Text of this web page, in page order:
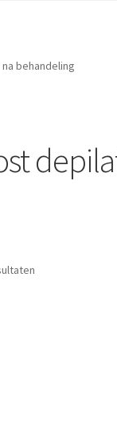
behandeling